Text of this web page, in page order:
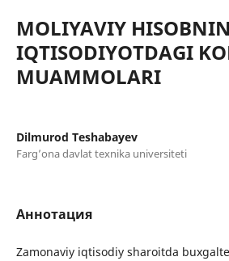
MOLIYAVIY
IQTISODIYOTDAGI
MUAMMOLARI
Dilmurod Teshabayev
Farg’ona davlat texnika universiteti
Аннотация
Zamonaviy iqtisodiy sharoitda